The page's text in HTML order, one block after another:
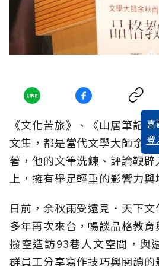
喜
登
《文化苦旅》、《山居筆記
文集，都是當代文學大師余
著，他的文筆洗鍊、評論鞭
上，擁有舉足輕重的影響力與
日前，余秋雨受遠見‧天下文
多年再次來台，暢談品格教
撥空造訪93巷人文空間，與
群員工分享寫作技巧與閱讀的